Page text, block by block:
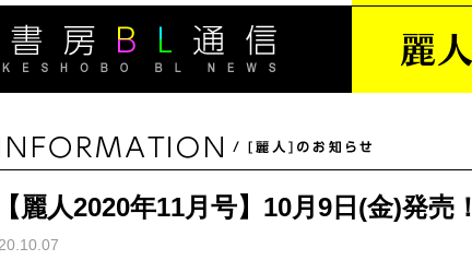
【麗人2020年11月号】10月9日(金)発売！